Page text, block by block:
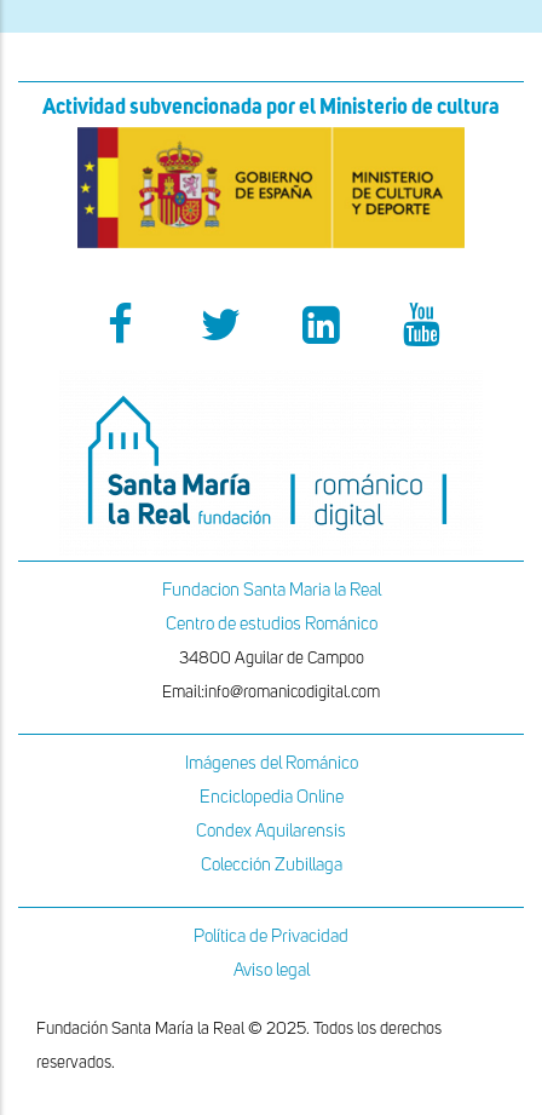
Actividad subvencionada por el Ministerio de cultura
Fundacion Santa Maria la Real
Centro de estudios Románico
34800 Aguilar de Campoo
Email:info@romanicodigital.com
Imágenes del Románico
Enciclopedia Online
Condex Aquilarensis
Colección Zubillaga
Política de Privacidad
Aviso legal
Fundación Santa María la Real © 2025. Todos los derechos
reservados.